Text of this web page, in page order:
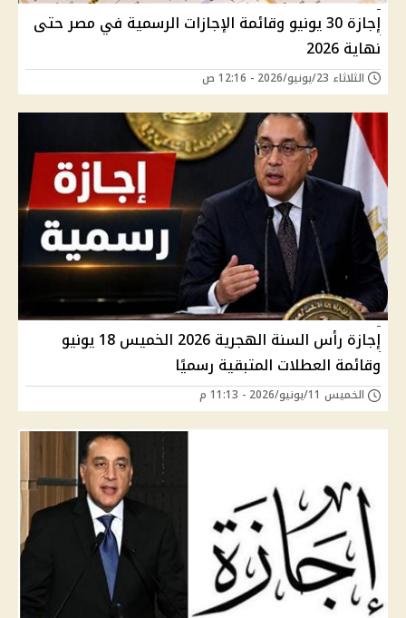
إجازة 30 يونيو وقائمة الإجازات الرسمية في مصر حتى
نهاية 2026
الثلاثاء 23/يونيو/2026 - 12:16 ص
إجازة رأس السنة الهجرية 2026 الخميس 18 يونيو
وقائمة العطلات المتبقية رسميًا
الخميس 11/يونيو/2026 - 11:13 م